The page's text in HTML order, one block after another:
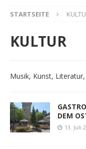
STARTSEITE
KULTUR
Musik, Kunst,
DEM
13. Juli